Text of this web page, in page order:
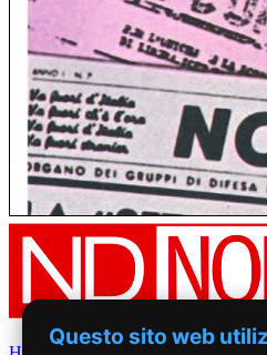
Questo sito web